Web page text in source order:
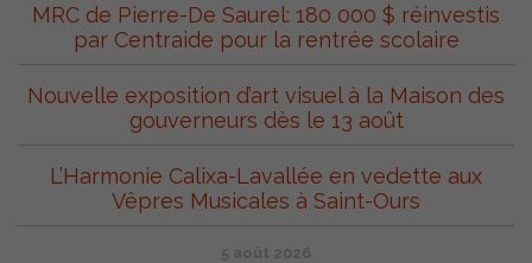
MRC de Pierre-De Saurel: 180 000 $ réinvestis
par Centraide pour la rentrée scolaire
Nouvelle exposition d’art visuel à la Maison des
gouverneurs dès le 13 août
L’Harmonie Calixa-Lavallée en vedette aux
Vêpres Musicales à Saint-Ours
5 août 2026